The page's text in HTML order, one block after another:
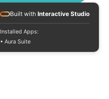
Built with Interactive Studio
Installed Apps:
• Aura Suite